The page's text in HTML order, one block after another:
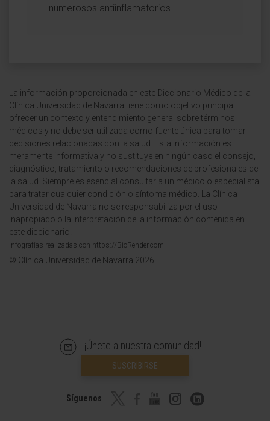
numerosos antiinflamatorios.
La información proporcionada en este Diccionario Médico de la
Clínica Universidad de Navarra tiene como objetivo principal
ofrecer un contexto y entendimiento general sobre términos
médicos y no debe ser utilizada como fuente única para tomar
decisiones relacionadas con la salud. Esta información es
meramente informativa y no sustituye en ningún caso el consejo,
diagnóstico, tratamiento o recomendaciones de profesionales de
la salud. Siempre es esencial consultar a un médico o especialista
para tratar cualquier condición o síntoma médico. La Clínica
Universidad de Navarra no se responsabiliza por el uso
inapropiado o la interpretación de la información contenida en
este diccionario.
Infografías realizadas con https://BioRender.com
© Clínica Universidad de Navarra 2026
¡Únete a nuestra comunidad!
SUSCRIBIRSE
Síguenos